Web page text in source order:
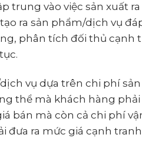
trung vào việc sản xuất
ra sản phẩm/dịch vụ
phân tích đối thủ cạnh
vụ dựa trên chi phí
thể mà khách hàng phải
bán mà còn cả chi phí
đưa ra mức giá cạnh